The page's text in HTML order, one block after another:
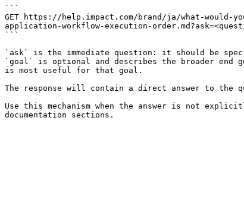
```
GET https://help.impact.com/brand/ja/what-
application-workflow-execution-
```
`ask` is the immediate question: it should be
`goal` is optional and describes the broader
is most useful for that goal.
The response will contain a direct answer to the
Use this mechanism when the answer is not